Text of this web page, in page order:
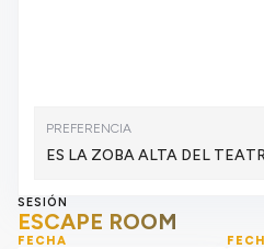
SESIÓN
ESCAPE ROOM
FECHA
PREFERENCIA
ES LA ZOBA ALTA DEL